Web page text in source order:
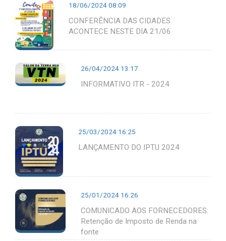
18/06/2024 08:09
CONFERÊNCIA DAS CIDADES
ACONTECE NESTE DIA 21/06
26/04/2024 13:17
INFORMATIVO ITR - 2024
25/03/2024 16:25
LANÇAMENTO DO IPTU 2024
25/01/2024 16:26
COMUNICADO AOS FORNECEDORES:
Retenção de Imposto de Renda na
fonte